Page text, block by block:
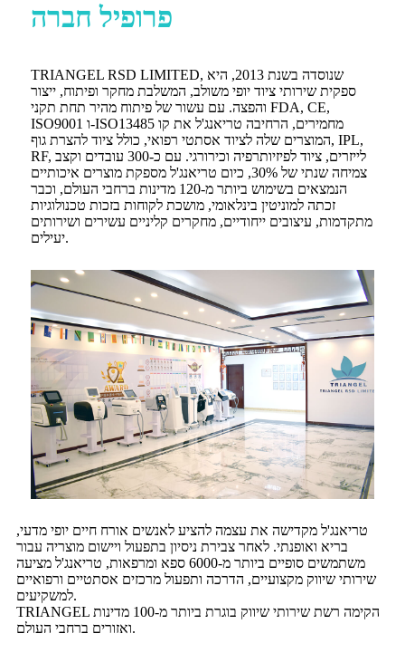
פרופיל חברה
TRIANGEL RSD LIMITED, שנוסדה בשנת 2013, היא
ספקית שירותי ציוד יופי משולב, המשלבת מחקר ופיתוח, ייצור
והפצה. עם עשור של פיתוח מהיר תחת תקני FDA, CE,
ISO9001 ו-ISO13485 מחמירים, הרחיבה טריאנג'ל את קו
המוצרים שלה לציוד אסתטי רפואי, כולל ציוד להצרת גוף, IPL,
RF, לייזרים, ציוד לפיזיותרפיה וכירורגי. עם כ-300 עובדים וקצב
צמיחה שנתי של 30%, כיום טריאנג'ל מספקת מוצרים איכותיים
הנמצאים בשימוש ביותר מ-120 מדינות ברחבי העולם, וכבר
זכתה למוניטין בינלאומי, מושכת לקוחות בזכות טכנולוגיות
מתקדמות, עיצובים ייחודיים, מחקרים קליניים עשירים ושירותים
יעילים.
טריאנג'ל מקדישה את עצמה להציע לאנשים אורח חיים יופי מדעי,
בריא ואופנתי. לאחר צבירת ניסיון בתפעול ויישום מוצריה עבור
משתמשים סופיים ביותר מ-6000 ספא ומרפאות, טריאנג'ל מציעה
שירותי שיווק מקצועיים, הדרכה ותפעול מרכזים אסתטיים ורפואיים
למשקיעים.
TRIANGEL הקימה רשת שירותי שיווק בוגרת ביותר מ-100 מדינות
ואזורים ברחבי העולם.